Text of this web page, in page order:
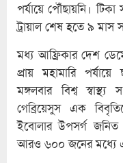
পর্যায়ে পৌঁছায়নি। টিকা
ট্রায়াল শেষ হতে ৯ মাস
মধ্য আফ্রিকার দেশ
প্রায় মহামারি
মঙ্গলবার বিশ্ব
গেব্রিয়েসুস এক
ইবোলার উপসর্গ
আরও ৬০০ জনের মধ্যে